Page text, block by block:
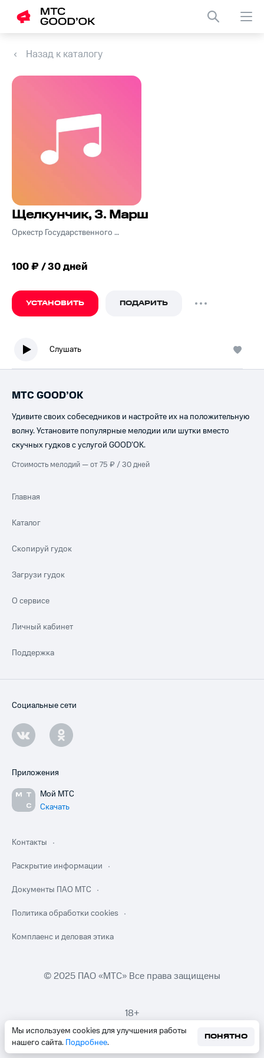
Назад к каталогу
Щелкунчик, 3. Марш
Оркестр Государственного академического Большого театра СССР Дирижер Г. Рождественский
100 ₽ / 30 дней
УСТАНОВИТЬ ПОДАРИТЬ
Слушать
Мы используем cookies для улучшения работы
нашего сайта. Подробнее.
ПОНЯТНО
МТС GOOD’OK
Удивите своих собеседников и настройте их на положительную
волну. Установите популярные мелодии или шутки вместо
скучных гудков с услугой GOOD’OK.
Стоимость мелодий — от 75 ₽ / 30 дней
Главная
Каталог
Скопируй гудок
Загрузи гудок
О сервисе
Личный кабинет
Поддержка
Социальные сети
Приложения
Мой МТС
Скачать
Контакты
Раскрытие информации
Документы ПАО МТС
Политика обработки cookies
Комплаенс и деловая этика
© 2025 ПАО «МТС» Все права защищены
18+